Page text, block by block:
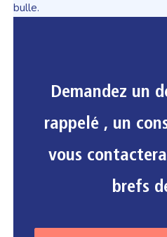
bulle.
Demandez un
rappelé , un
vous
brefs